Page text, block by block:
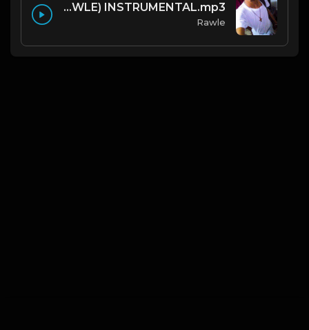
POLO G - Glock 9 (PRODBYRAWLE) INSTRUMENTAL.mp3
Rawle